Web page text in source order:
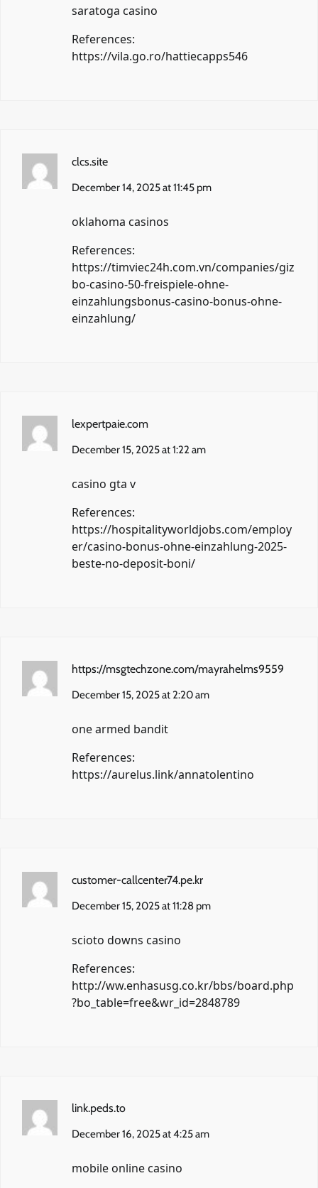
saratoga casino
References:
https://vila.go.ro/hattiecapps546
clcs.site
December 14, 2025 at 11:45 pm
oklahoma casinos
References:
https://timviec24h.com.vn/companies/giz
bo-casino-50-freispiele-ohne-
einzahlungsbonus-casino-bonus-ohne-
einzahlung/
lexpertpaie.com
December 15, 2025 at 1:22 am
casino gta v
References:
https://hospitalityworldjobs.com/employ
er/casino-bonus-ohne-einzahlung-2025-
beste-no-deposit-boni/
https://msgtechzone.com/mayrahelms9559
December 15, 2025 at 2:20 am
one armed bandit
References:
https://aurelus.link/annatolentino
customer-callcenter74.pe.kr
December 15, 2025 at 11:28 pm
scioto downs casino
References:
http://ww.enhasusg.co.kr/bbs/board.php
?bo_table=free&wr_id=2848789
link.peds.to
December 16, 2025 at 4:25 am
mobile online casino